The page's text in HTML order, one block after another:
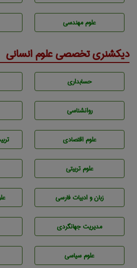
علوم مهندسی
دیکشنری تخصصی علوم انسانی
حسابداری
روانشناسی
علوم اقتصادی
علوم تربيتی
زبان و ادبيات فارسی
مديريت جهانگردی
علوم سياسی